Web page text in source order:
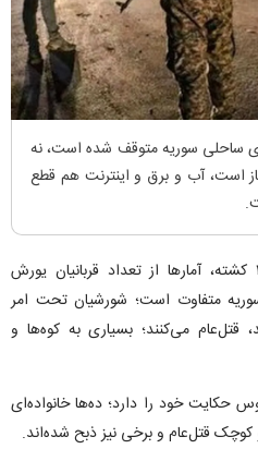
ساحلی سوریه متوقف شده است، نه
است، آب و برق و اینترنت هم قطع
، ۷۴۵ تا ۴۰۰۰ کشته، آمار‌ها از تعداد قربانیان یورش
متفاوت است؛ شورشیان تحت امر
قتل‌عام می‌کنند؛ بسیاری به کوه‌ها و
حکایت خود را دارد؛ ده‌ها خانواده‌ای
قتل‌عام و برخی نیز ذبح شده‌اند.